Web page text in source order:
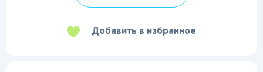
Добавить в избранное